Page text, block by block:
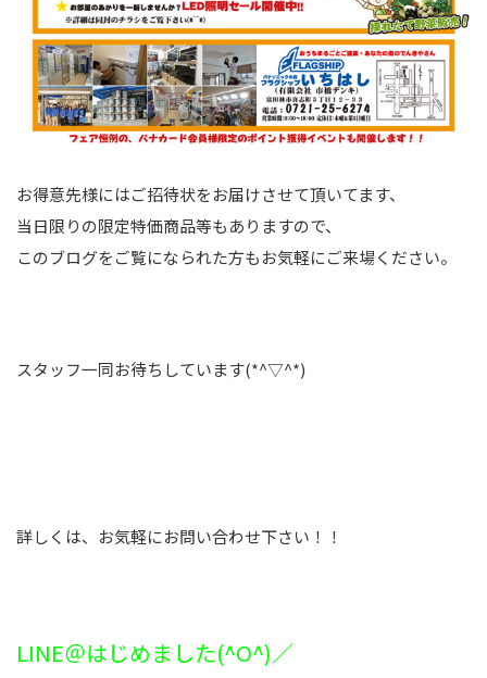
お得意先様にはご招待状をお届けさせて頂いてます、
当日限りの限定特価商品等もありますので、
このブログをご覧になられた方もお気軽にご来場ください。
スタッフ一同お待ちしています(*^▽^*)
詳しくは、お気軽にお問い合わせ下さい！！
LINE＠はじめました(^O^)／